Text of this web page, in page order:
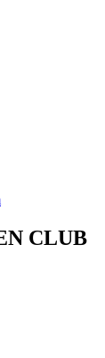
CLUB